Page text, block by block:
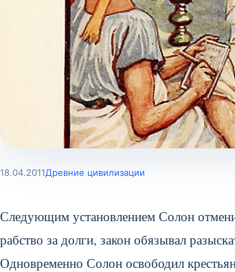
18.04.2011Древние цивилизации
Следующим установлением Солон
рабство за долги, закон обязывал
Одновременно Солон освободил